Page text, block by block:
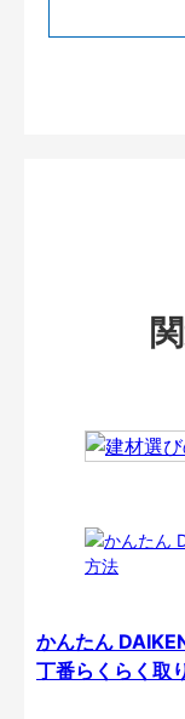
かんたん
丁番らくらく取